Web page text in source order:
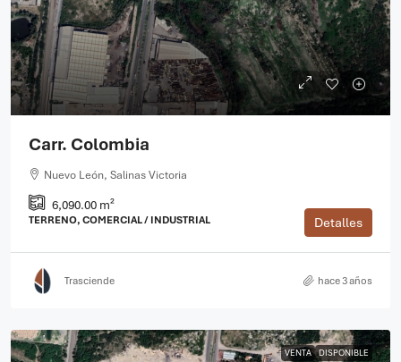
Carr. Colombia
Nuevo León, Salinas Victoria
6,090.00 m²
TERRENO, COMERCIAL / INDUSTRIAL Detalles
Trasciende hace 3 años
VENTA DISPONIBLE